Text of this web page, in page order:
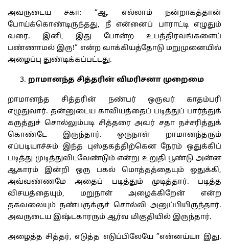
அவருடைய சகா: “ஆ. எல்லாம் நன்றாகத்தான்
போய்க்கொண்டிருந்தது, நீ என்னைப் பாராட்டி எழுதும்
வரை. இனி, இது போன்ற உபத்திரவங்களைப்
பண்ணாமல் இரு!” என்ற வாக்கியத்தோடு மறுமுனையில்
அழைப்பு துண்டிக்கப்பட்டது.
றாமானந்த சித்தரின் விமரிசனா முறைமை
றாமானந்த சித்தரின் நண்பர் ஒருவர் காதம்பரி
எழுதுவார். தன்னுடைய காவியத்தைப் படித்துப் பார்த்துக்
கருத்துச் சொல்லும்படி சித்தரை அவர் சதா நச்சரித்துக்
கொண்டே இருந்தார். ஒருநாள் றாமானந்தரும்
எப்படியாச்சும் இந்த புஸ்தகத்திற்கென நேரம் ஒதுக்கிப்
படித்து முடித்துவிடவேண்டும் என்று உறுதி பூண்டு அன்ன
ஆகாரம் இன்றி ஒரு பகல் மொத்தத்தையும் ஒதுக்கி,
அவ்வண்ணமே அதைப் படித்தும் முடித்தார். படித்த
விசயத்தையும், மறுநாள் அழைக்கிறேன் என்ற
தகவலையும் நண்பருக்குச் சொல்லி அனுப்பியிருந்தார்.
அவருடைய இஷ்டகாரரும் ஆர்வ மிகுதியில் இருந்தார்.
அழைத்த சித்தர், எடுத்த எடுப்பிலேயே ”என்னய்யா இது.